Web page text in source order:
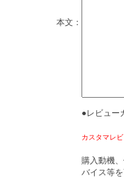
本文：
●レビュー
カスタマレ
購入動機
バイス等